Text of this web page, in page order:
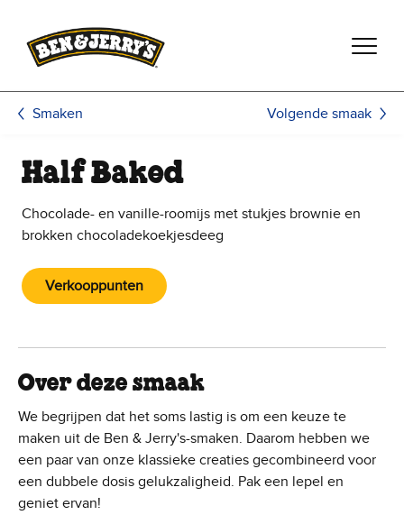
Smaken Volgende smaak
Half Baked
Chocolade- en vanille-roomijs met stukjes brownie en
brokken chocoladekoekjesdeeg
Verkooppunten
Over deze smaak
We begrijpen dat het soms lastig is om een keuze te
maken uit de Ben & Jerry's-smaken. Daarom hebben we
een paar van onze klassieke creaties gecombineerd voor
een dubbele dosis gelukzaligheid. Pak een lepel en
geniet ervan!